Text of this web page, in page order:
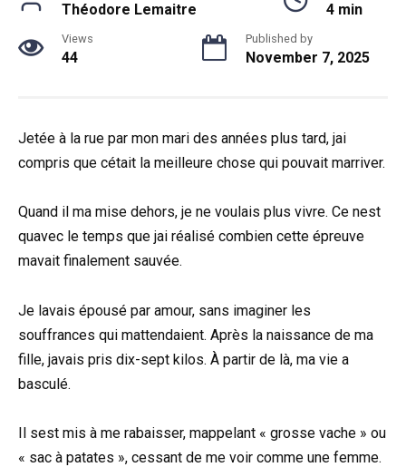
Théodore Lemaitre 4 min
Views
44
Published by
November 7, 2025
Jetée à la rue par mon mari des années plus tard, jai
compris que cétait la meilleure chose qui pouvait marriver.
Quand il ma mise dehors, je ne voulais plus vivre. Ce nest
quavec le temps que jai réalisé combien cette épreuve
mavait finalement sauvée.
Je lavais épousé par amour, sans imaginer les
souffrances qui mattendaient. Après la naissance de ma
fille, javais pris dix-sept kilos. À partir de là, ma vie a
basculé.
Il sest mis à me rabaisser, mappelant « grosse vache » ou
« sac à patates », cessant de me voir comme une femme.